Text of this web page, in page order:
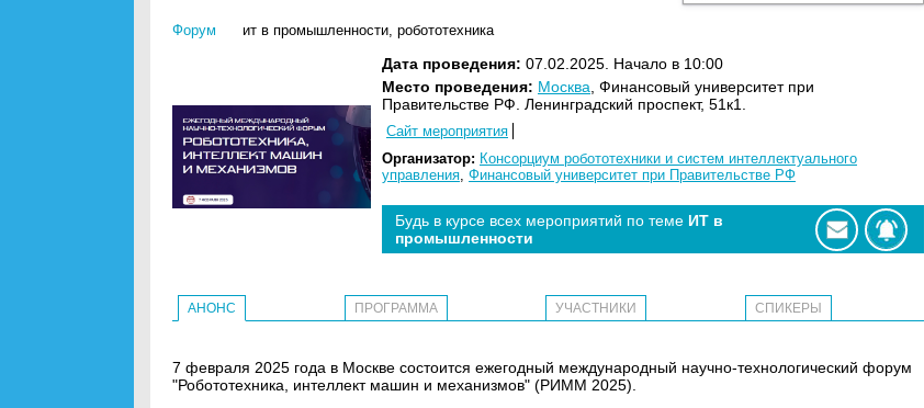
Форум ит в промышленности, робототехника
Дата проведения: 07.02.2025. Начало в 10:00
Место проведения: Москва , Финансовый университет при
Правительстве РФ. Ленинградский проспект, 51к1.
Сайт мероприятия
Организатор: Консорциум робототехники и систем интеллектуального
управления, Финансовый университет при Правительстве РФ
Будь в курсе всех мероприятий по теме ИТ в
промышленности
АНОНС ПРОГРАММА УЧАСТНИКИ СПИКЕРЫ
7 февраля 2025 года в Москве состоится ежегодный международный научно-технологический форум
"Робототехника, интеллект машин и механизмов" (РИММ 2025).